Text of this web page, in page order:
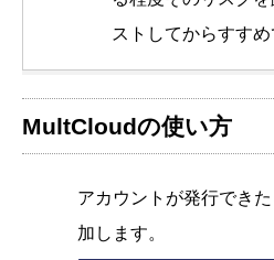
ストしてからすすめ
MultCloudの使い方
アカウントが発行でき
加します。